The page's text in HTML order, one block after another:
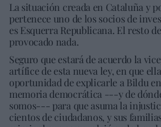
La situación creada en Cataluña y
pertenece uno de los socios de
es Esquerra Republicana. El resto
provocado nada.
Seguro que estará de acuerdo la
artífice de esta nueva ley, en que
oportunidad de explicarle a Bildu
memoria democrática ---y de
somos--- para que asuma la
cientos de ciudadanos, y sus